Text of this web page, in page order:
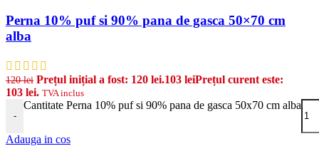
Perna 10% puf si 90% pana de gasca 50×70 cm
alba
120lei Prețul inițial a fost: 120 lei.103 leiPrețul curent este:
103 lei. TVA inclus
-
Cantitate Perna 10% puf si 90% pana de gasca 50x70 cm alba
Adauga in cos